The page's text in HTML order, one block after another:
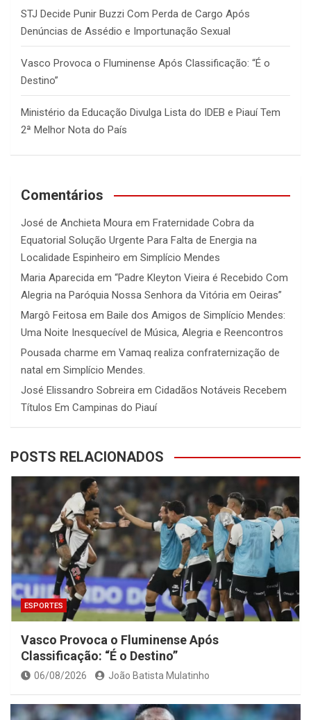
STJ Decide Punir Buzzi Com Perda de Cargo Após
Denúncias de Assédio e Importunação Sexual
Vasco Provoca o Fluminense Após Classificação: “É o
Destino”
Ministério da Educação Divulga Lista do IDEB e Piauí Tem
2ª Melhor Nota do País
Comentários
José de Anchieta Moura em Fraternidade Cobra da
Equatorial Solução Urgente Para Falta de Energia na
Localidade Espinheiro em Simplício Mendes
Maria Aparecida em “Padre Kleyton Vieira é Recebido Com
Alegria na Paróquia Nossa Senhora da Vitória em Oeiras”
Margô Feitosa em Baile dos Amigos de Simplício Mendes:
Uma Noite Inesquecível de Música, Alegria e Reencontros
Pousada charme em Vamaq realiza confraternização de
natal em Simplício Mendes.
José Elissandro Sobreira em Cidadãos Notáveis Recebem
Títulos Em Campinas do Piauí
POSTS RELACIONADOS
ESPORTES
Vasco Provoca o Fluminense Após
Classificação: “É o Destino”
06/08/2026 João Batista Mulatinho